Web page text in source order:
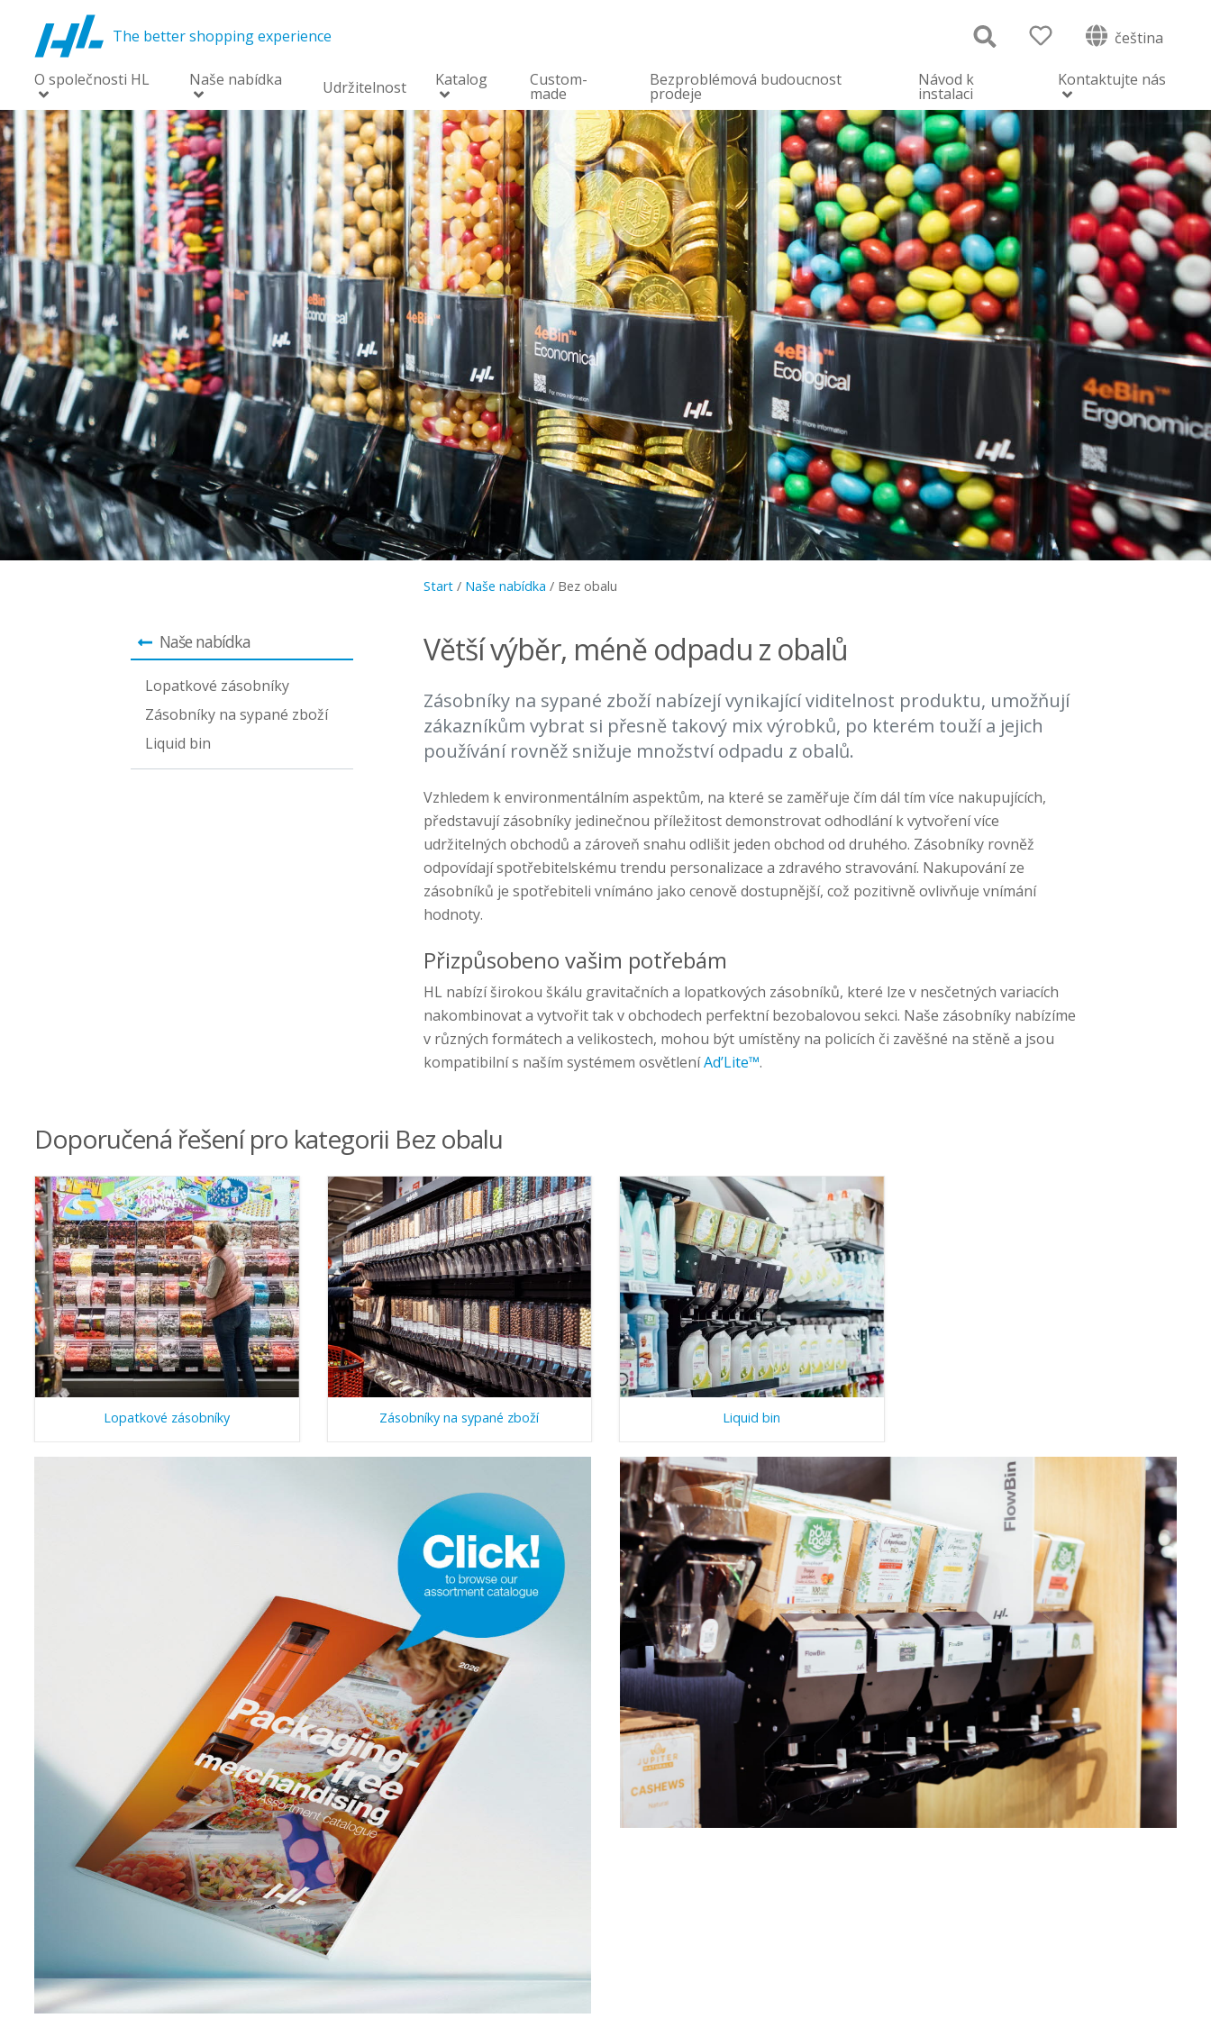
The better shopping experience čeština
O společnosti HL Naše nabídka Udržitelnost Katalog Custom-
made
Bezproblémová budoucnost
prodeje
Návod k
instalaci
Kontaktujte nás
Start / Naše nabídka / Bez obalu
Naše nabídka
Lopatkové zásobníky
Zásobníky na sypané zboží
Liquid bin
Větší výběr, méně odpadu z obalů
Zásobníky na sypané zboží nabízejí vynikající viditelnost produktu, umožňují
zákazníkům vybrat si přesně takový mix výrobků, po kterém touží a jejich
používání rovněž snižuje množství odpadu z obalů.
Vzhledem k environmentálním aspektům, na které se zaměřuje čím dál tím více nakupujících,
představují zásobníky jedinečnou příležitost demonstrovat odhodlání k vytvoření více
udržitelných obchodů a zároveň snahu odlišit jeden obchod od druhého. Zásobníky rovněž
odpovídají spotřebitelskému trendu personalizace a zdravého stravování. Nakupování ze
zásobníků je spotřebiteli vnímáno jako cenově dostupnější, což pozitivně ovlivňuje vnímání
hodnoty.
Přizpůsobeno vašim potřebám
HL nabízí širokou škálu gravitačních a lopatkových zásobníků, které lze v nesčetných variacích
nakombinovat a vytvořit tak v obchodech perfektní bezobalovou sekci. Naše zásobníky nabízíme
v různých formátech a velikostech, mohou být umístěny na policích či zavěšné na stěně a jsou
kompatibilní s naším systémem osvětleníAd’Lite™.
Doporučená řešení pro kategorii Bez obalu
Lopatkové zásobníky Zásobníky na sypané zboží Liquid bin